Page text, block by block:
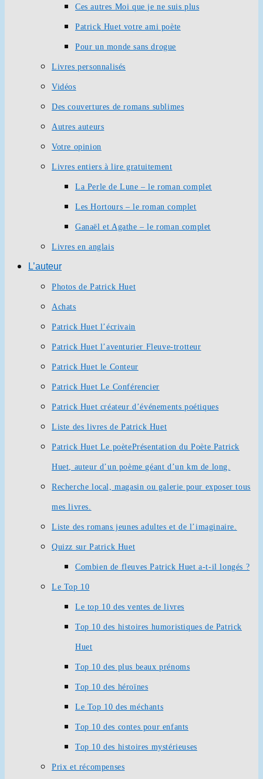
Ces autres Moi que je ne suis plus
Patrick Huet votre ami poète
Pour un monde sans drogue
Livres personnalisés
Vidéos
Des couvertures de romans sublimes
Autres auteurs
Votre opinion
Livres entiers à lire gratuitement
La Perle de Lune – le roman complet
Les Hortours – le roman complet
Ganaël et Agathe – le roman complet
Livres en anglais
L’auteur
Photos de Patrick Huet
Achats
Patrick Huet l’écrivain
Patrick Huet l’aventurier Fleuve-trotteur
Patrick Huet le Conteur
Patrick Huet Le Conférencier
Patrick Huet créateur d’événements poétiques
Liste des livres de Patrick Huet
Patrick Huet Le poètePrésentation du Poète Patrick
Huet, auteur d’un poème géant d’un km de long.
Recherche local, magasin ou galerie pour exposer tous
mes livres.
Liste des romans jeunes adultes et de l’imaginaire.
Quizz sur Patrick Huet
Combien de fleuves Patrick Huet a-t-il longés ?
Le Top 10
Le top 10 des ventes de livres
Top 10 des histoires humoristiques de Patrick
Huet
Top 10 des plus beaux prénoms
Top 10 des héroïnes
Le Top 10 des méchants
Top 10 des contes pour enfants
Top 10 des histoires mystérieuses
Prix et récompenses